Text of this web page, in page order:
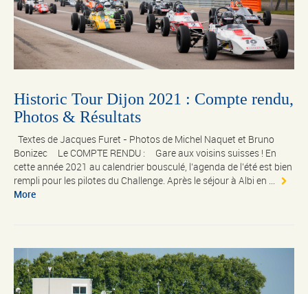
Historic Tour Dijon 2021 : Compte rendu,
Photos & Résultats
Textes de Jacques Furet - Photos de Michel Naquet et Bruno
Bonizec Le COMPTE RENDU : Gare aux voisins suisses ! En
cette année 2021 au calendrier bousculé, l’agenda de l’été est bien
rempli pour les pilotes du Challenge. Après le séjour à Albi en ...
More